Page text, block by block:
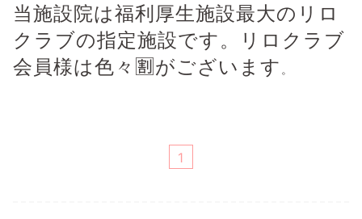
当施設院は福利厚生施設最大のリロ
クラブの指定施設です。リロクラブ
会員様は色々🈹がございます 。
1